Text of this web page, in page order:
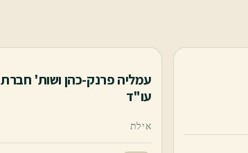
עמליה פרנק-כהן ושות' חברת
עו"ד
אילת